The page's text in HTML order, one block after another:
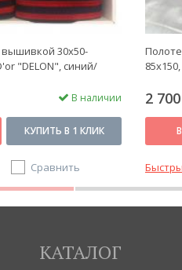
30x50-
"DELON", синий/
В наличии
КУПИТЬ В 1 КЛИК
Сравнить
2
КАТАЛОГ